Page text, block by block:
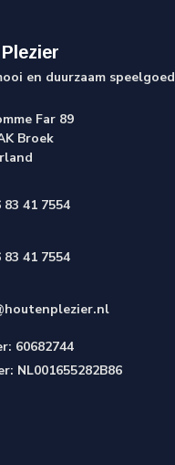
en duurzaam speelgoed
Far 89
Broek
83 41 7554
83 41 7554
60682744
NL001655282B86